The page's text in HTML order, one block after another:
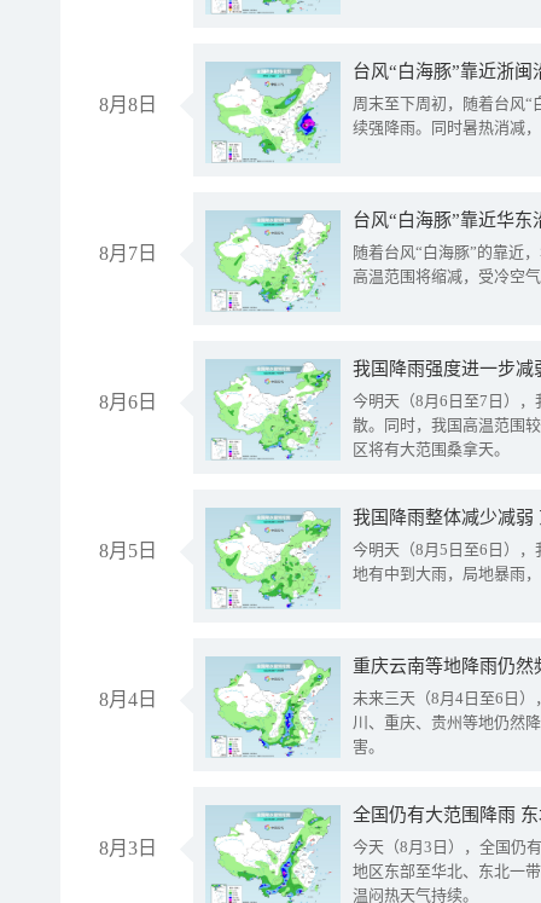
8月8日
台风“白海豚”靠近浙
周末至下周初，随着台风“
续强降雨。同时暑热消减
8月7日
台风“白海豚”靠近华
随着台风“白海豚”的靠近
高温范围将缩减，受冷空
8月6日
今明天（8月6日至7日）
散。同时，我国高温范围
区将有大范围桑拿天。
8月5日
我国降雨整体减少减弱
今明天（8月5日至6日）
地有中到大雨，局地暴雨
8月4日
重庆云南等地降雨仍然
未来三天（8月4日至6日
川、重庆、贵州等地仍然
害。
8月3日
全国仍有大范围降雨
今天（8月3日），全国仍
地区东部至华北、东北一
温闷热天气持续。